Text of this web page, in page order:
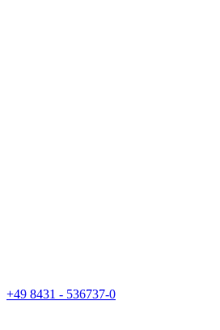
+49 8431 - 536737-0